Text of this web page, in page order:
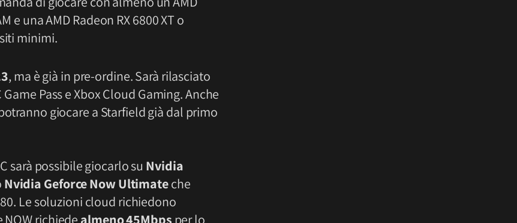
e una AMD Radeon RX 6800 XT o
minimi.
, ma è già in pre-ordine. Sarà rilasciato
Pass e Xbox Cloud Gaming. Anche
giocare a Starfield già dal primo
sarà possibile giocarlo su Nvidia
Nvidia Geforce Now Ultimateche
Le soluzioni cloud richiedono
NOW richiede almeno 45Mbps per lo